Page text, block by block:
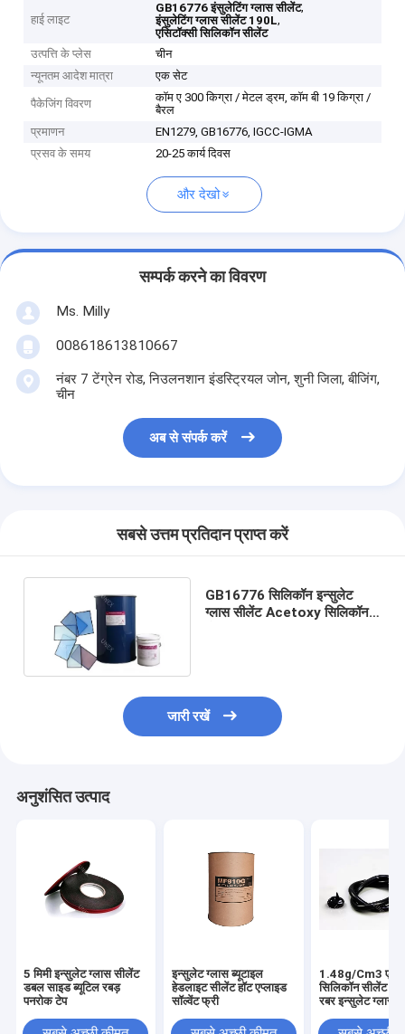
हाई लाइट
GB16776 इंसुलेटिंग ग्लास सीलेंट,
इंसुलेटिंग ग्लास सीलेंट 190L,
एसिटॉक्सी सिलिकॉन सीलेंट
उत्पत्ति के प्लेस
चीन
न्यूनतम आदेश मात्रा
एक सेट
पैकेजिंग विवरण
कॉम ए 300 किग्रा / मेटल ड्रम, कॉम बी 19 किग्रा /
बैरल
प्रमाणन
EN1279, GB16776, IGCC-IGMA
प्रसव के समय
20-25 कार्य दिवस
और देखो
सम्पर्क करने का विवरण
Ms. Milly
008618613810667
नंबर 7 टेंग्रेन रोड, निउलनशान इंडस्ट्रियल जोन, शुनी जिला, बीजिंग,
चीन
अब से संपर्क करें
सबसे उत्तम प्रतिदान प्राप्त करें
GB16776 सिलिकॉन इन्सुलेट
ग्लास सीलेंट Acetoxy सिलिकॉन
जारी रखें
अनुशंसित उत्पाद
5 मिमी इन्सुलेट ग्लास सीलेंट
डबल साइड ब्यूटिल रबड़
पनरोक टेप
इन्सुलेट ग्लास ब्यूटाइल
हेडलाइट सीलेंट हॉट एप्लाइड
सॉल्वेंट फ्री
1.48g/Cm3 एक
सिलिकॉन सीलेंट
रबर इन्सुलेट ग्लास